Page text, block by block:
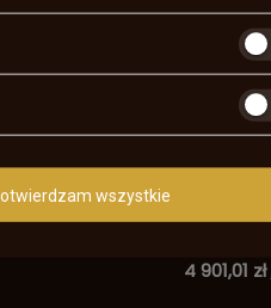
20ga. S.708 Plains
4 901,01 zł
wszystkie